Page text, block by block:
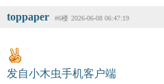
toppaper #6楼 2026-06-08 06:47:19
发自小木虫手机客户端